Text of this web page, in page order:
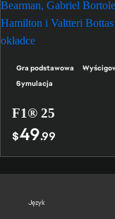
Gra podstawowa
Symulacja
F1® 25
$49.99
Język